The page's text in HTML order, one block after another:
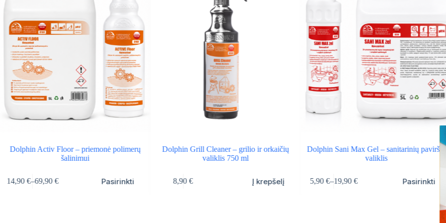
Dolphin Activ Floor – priemonė polimerų
šalinimui
14,90€–69,90€
Price
Pasirinkti
Dolphin Grill Cleaner – grilio ir orkaičių
valiklis 750 ml
8,90€ Į krepšelį
Dolphin Sani Max Gel – sanitarinių paviršių
valiklis
5,90€–19,90€
Price
Pasirinkti
product